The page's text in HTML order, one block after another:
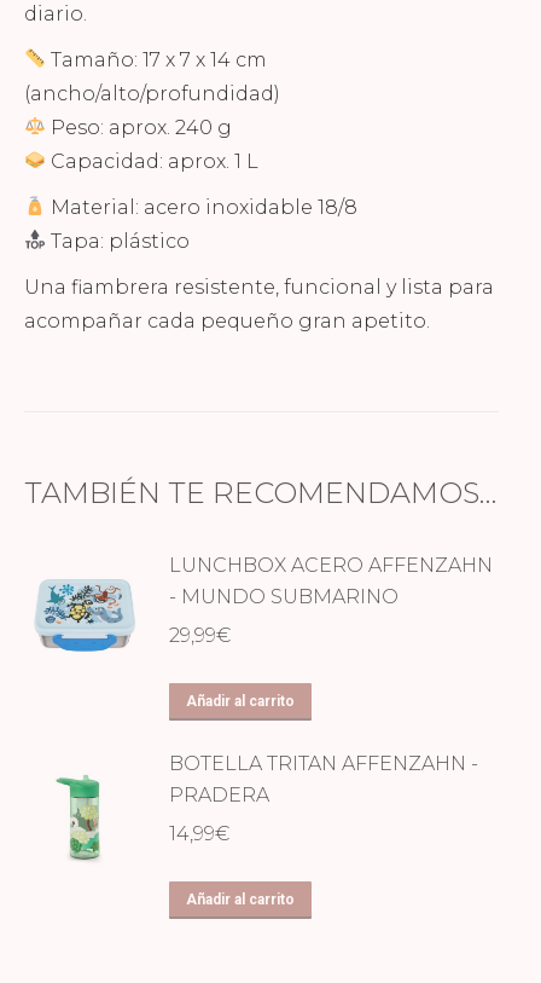
diario.
Tamaño: 17 x 7 x 14 cm
(ancho/alto/profundidad)
Peso: aprox. 240 g
Capacidad: aprox. 1 L
Material: acero inoxidable 18/8
Tapa: plástico
Una fiambrera resistente, funcional y lista para
acompañar cada pequeño gran apetito.
TAMBIÉN TE RECOMENDAMOS…
LUNCHBOX ACERO AFFENZAHN
- MUNDO SUBMARINO
29,99€
Añadir al carrito
BOTELLA TRITAN AFFENZAHN -
PRADERA
14,99€
Añadir al carrito